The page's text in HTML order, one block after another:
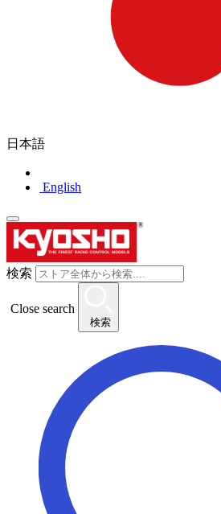
日本語
English
検索
Close search
検索